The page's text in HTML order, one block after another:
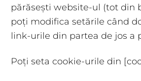
părăsești website-ul (tot din
poți modifica setările când
link-urile din partea de jos a
Poți seta cookie-urile din